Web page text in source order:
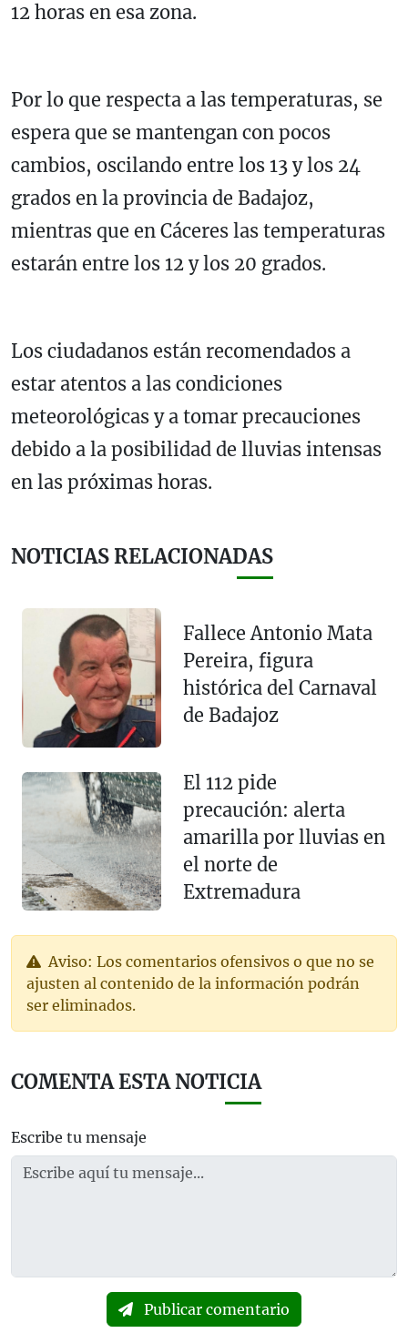
12 horas en esa zona.
Por lo que respecta a las temperaturas, se
espera que se mantengan con pocos
cambios, oscilando entre los 13 y los 24
grados en la provincia de Badajoz,
mientras que en Cáceres las temperaturas
estarán entre los 12 y los 20 grados.
Los ciudadanos están recomendados a
estar atentos a las condiciones
meteorológicas y a tomar precauciones
debido a la posibilidad de lluvias intensas
en las próximas horas.
NOTICIAS RELACIONADAS
Fallece Antonio Mata
Pereira, figura
histórica del Carnaval
de Badajoz
El 112 pide
precaución: alerta
amarilla por lluvias en
el norte de
Extremadura
Aviso: Los comentarios ofensivos o que no se
ajusten al contenido de la información podrán
ser eliminados.
COMENTA ESTA NOTICIA
Escribe tu mensaje
Publicar comentario